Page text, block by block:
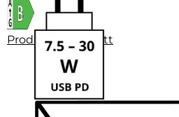
Produktdatenblatt